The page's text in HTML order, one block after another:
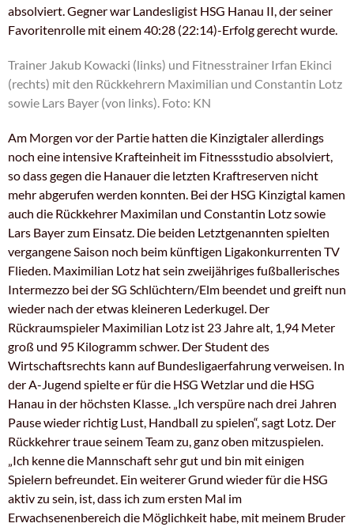
absolviert. Gegner war Landesligist HSG Hanau II, der seiner
Favoritenrolle mit einem 40:28 (22:14)-Erfolg gerecht wurde.
Trainer Jakub Kowacki (links) und Fitnesstrainer Irfan Ekinci
(rechts) mit den Rückkehrern Maximilian und Constantin Lotz
sowie Lars Bayer (von links). Foto: KN
Am Morgen vor der Partie hatten die Kinzigtaler allerdings
noch eine intensive Krafteinheit im Fitnessstudio absolviert,
so dass gegen die Hanauer die letzten Kraftreserven nicht
mehr abgerufen werden konnten. Bei der HSG Kinzigtal kamen
auch die Rückkehrer Maximilan und Constantin Lotz sowie
Lars Bayer zum Einsatz. Die beiden Letztgenannten spielten
vergangene Saison noch beim künftigen Ligakonkurrenten TV
Flieden. Maximilian Lotz hat sein zweijähriges fußballerisches
Intermezzo bei der SG Schlüchtern/Elm beendet und greift nun
wieder nach der etwas kleineren Lederkugel. Der
Rückraumspieler Maximilian Lotz ist 23 Jahre alt, 1,94 Meter
groß und 95 Kilogramm schwer. Der Student des
Wirtschaftsrechts kann auf Bundesligaerfahrung verweisen. In
der A-Jugend spielte er für die HSG Wetzlar und die HSG
Hanau in der höchsten Klasse. „Ich verspüre nach drei Jahren
Pause wieder richtig Lust, Handball zu spielen“, sagt Lotz. Der
Rückkehrer traue seinem Team zu, ganz oben mitzuspielen.
„Ich kenne die Mannschaft sehr gut und bin mit einigen
Spielern befreundet. Ein weiterer Grund wieder für die HSG
aktiv zu sein, ist, dass ich zum ersten Mal im
Erwachsenenbereich die Möglichkeit habe, mit meinem Bruder